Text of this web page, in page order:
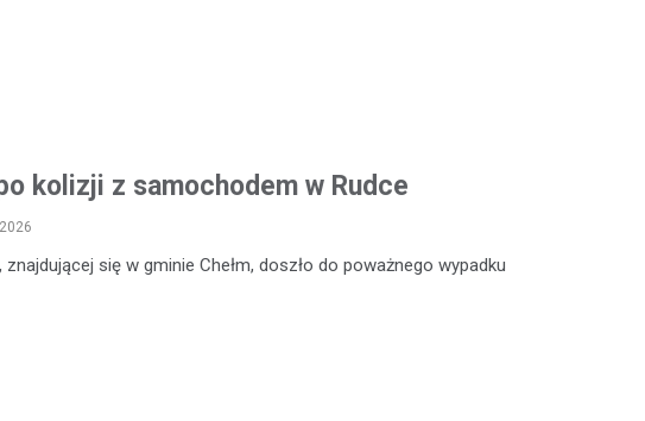
kolizji z samochodem w Rudce
się w gminie Chełm, doszło do poważnego wypadku